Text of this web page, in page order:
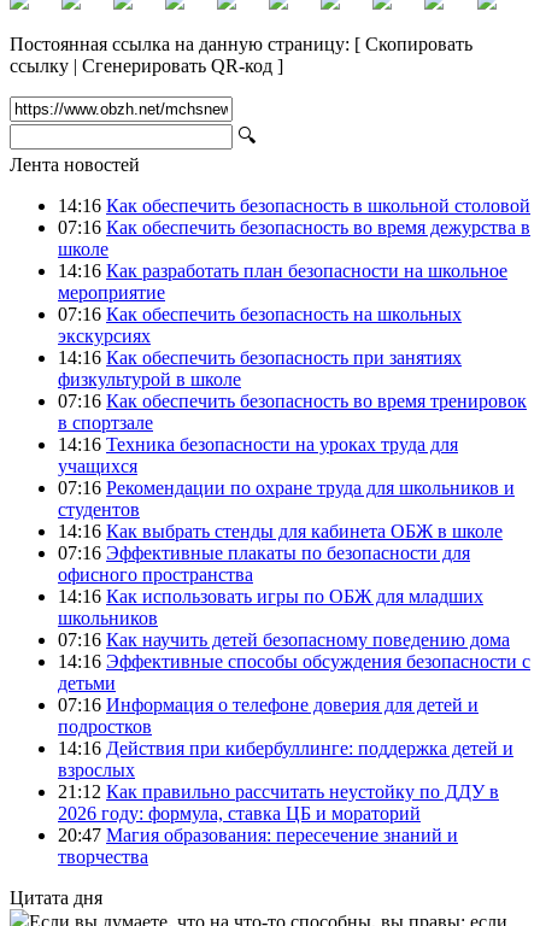
Постоянная ссылка на данную страницу: [ Скопировать
ссылку | Сгенерировать QR-код ]
🔍
Лента новостей
14:16 Как обеспечить безопасность в школьной столовой
07:16 Как обеспечить безопасность во время дежурства в
школе
14:16 Как разработать план безопасности на школьное
мероприятие
07:16 Как обеспечить безопасность на школьных
экскурсиях
14:16 Как обеспечить безопасность при занятиях
физкультурой в школе
07:16 Как обеспечить безопасность во время тренировок
в спортзале
14:16 Техника безопасности на уроках труда для
учащихся
07:16 Рекомендации по охране труда для школьников и
студентов
14:16 Как выбрать стенды для кабинета ОБЖ в школе
07:16 Эффективные плакаты по безопасности для
офисного пространства
14:16 Как использовать игры по ОБЖ для младших
школьников
07:16 Как научить детей безопасному поведению дома
14:16 Эффективные способы обсуждения безопасности с
детьми
07:16 Информация о телефоне доверия для детей и
подростков
14:16 Действия при кибербуллинге: поддержка детей и
взрослых
21:12 Как правильно рассчитать неустойку по ДДУ в
2026 году: формула, ставка ЦБ и мораторий
20:47 Магия образования: пересечение знаний и
творчества
Цитата дня
Если вы думаете, что на что-то способны, вы правы; если